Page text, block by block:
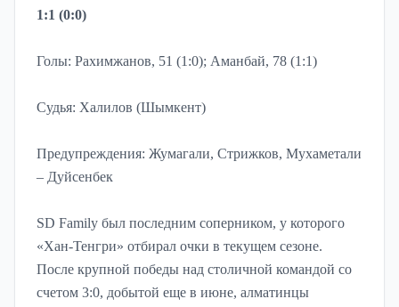
1:1 (0:0)
Голы: Рахимжанов, 51 (1:0); Аманбай, 78 (1:1)
Судья: Халилов (Шымкент)
Предупреждения: Жумагали, Стрижков, Мухаметали
– Дуйсенбек
SD Family был последним соперником, у которого
«Хан-Тенгри» отбирал очки в текущем сезоне.
После крупной победы над столичной командой со
счетом 3:0, добытой еще в июне, алматинцы